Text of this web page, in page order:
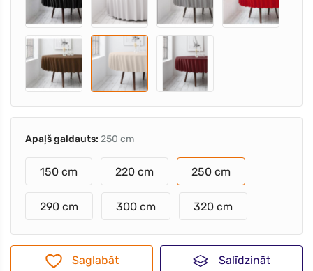
Apaļš galdauts: 250 cm
150 cm 220 cm 250 cm
290 cm 300 cm 320 cm
Saglabāt Salīdzināt